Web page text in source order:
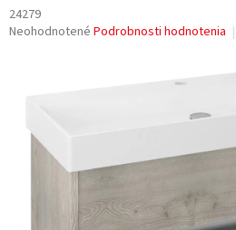
24279
Priemerné
hviezdičiek.
Neohodnotené Podrobnosti hodnotenia